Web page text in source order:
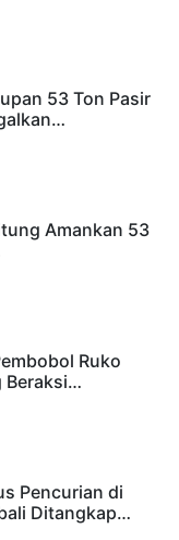
53 Ton Pasir
Amankan 53
Ruko
Beraksi…
Pencurian di
Ditangkap…